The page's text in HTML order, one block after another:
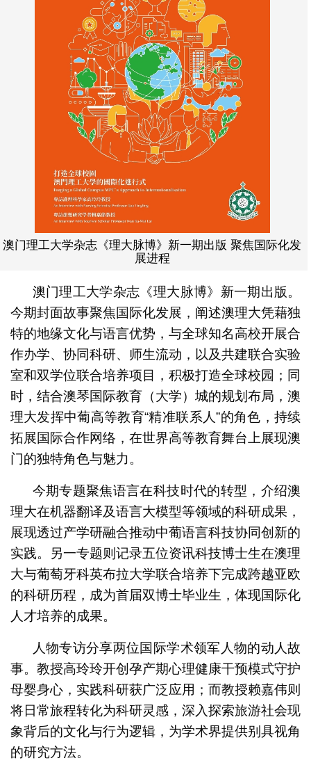
澳门理工大学杂志《理大脉博》新一期出版 聚焦国际化发
展进程
澳门理工大学杂志《理大脉博》新一期出版。
今期封面故事聚焦国际化发展，阐述澳理大凭藉独
特的地缘文化与语言优势，与全球知名高校开展合
作办学、协同科研、师生流动，以及共建联合实验
室和双学位联合培养项目，积极打造全球校园；同
时，结合澳琴国际教育（大学）城的规划布局，澳
理大发挥中葡高等教育“精准联系人”的角色，持续
拓展国际合作网络，在世界高等教育舞台上展现澳
门的独特角色与魅力。
今期专题聚焦语言在科技时代的转型，介绍澳
理大在机器翻译及语言大模型等领域的科研成果，
展现透过产学研融合推动中葡语言科技协同创新的
实践。另一专题则记录五位资讯科技博士生在澳理
大与葡萄牙科英布拉大学联合培养下完成跨越亚欧
的科研历程，成为首届双博士毕业生，体现国际化
人才培养的成果。
人物专访分享两位国际学术领军人物的动人故
事。教授高玲玲开创孕产期心理健康干预模式守护
母婴身心，实践科研获广泛应用；而教授赖嘉伟则
将日常旅程转化为科研灵感，深入探索旅游社会现
象背后的文化与行为逻辑，为学术界提供别具视角
的研究方法。